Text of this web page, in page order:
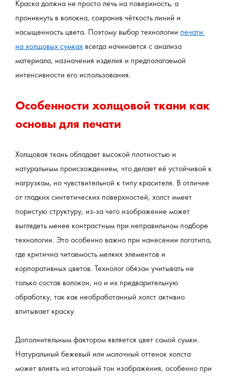
Краска должна не просто лечь на поверхность, а
проникнуть в волокна, сохранив чёткость линий и
насыщенность цвета. Поэтому выбор технологии печати
на холщовых сумках всегда начинается с анализа
материала, назначения изделия и предполагаемой
интенсивности его использования.
Особенности холщовой ткани как
основы для печати
Холщовая ткань обладает высокой плотностью и
натуральным происхождением, что делает её устойчивой к
нагрузкам, но чувствительной к типу красителя. В отличие
от гладких синтетических поверхностей, холст имеет
пористую структуру, из-за чего изображение может
выглядеть менее контрастным при неправильном подборе
технологии. Это особенно важно при нанесении логотипа,
где критична читаемость мелких элементов и
корпоративных цветов. Технолог обязан учитывать не
только состав волокон, но и их предварительную
обработку, так как необработанный холст активно
впитывает краску.
Дополнительным фактором является цвет самой сумки.
Натуральный бежевый или молочный оттенок холста
может влиять на итоговый тон изображения, особенно при